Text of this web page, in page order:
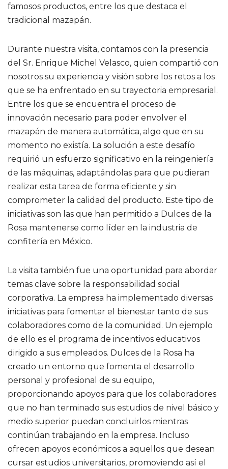
famosos productos, entre los que destaca el
tradicional mazapán.
Durante nuestra visita, contamos con la presencia
del Sr. Enrique Michel Velasco, quien compartió con
nosotros su experiencia y visión sobre los retos a los
que se ha enfrentado en su trayectoria empresarial.
Entre los que se encuentra el proceso de
innovación necesario para poder envolver el
mazapán de manera automática, algo que en su
momento no existía. La solución a este desafío
requirió un esfuerzo significativo en la reingeniería
de las máquinas, adaptándolas para que pudieran
realizar esta tarea de forma eficiente y sin
comprometer la calidad del producto. Este tipo de
iniciativas son las que han permitido a Dulces de la
Rosa mantenerse como líder en la industria de
confitería en México.
La visita también fue una oportunidad para abordar
temas clave sobre la responsabilidad social
corporativa. La empresa ha implementado diversas
iniciativas para fomentar el bienestar tanto de sus
colaboradores como de la comunidad. Un ejemplo
de ello es el programa de incentivos educativos
dirigido a sus empleados. Dulces de la Rosa ha
creado un entorno que fomenta el desarrollo
personal y profesional de su equipo,
proporcionando apoyos para que los colaboradores
que no han terminado sus estudios de nivel básico y
medio superior puedan concluirlos mientras
continúan trabajando en la empresa. Incluso
ofrecen apoyos económicos a aquellos que desean
cursar estudios universitarios, promoviendo así el